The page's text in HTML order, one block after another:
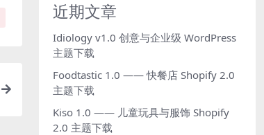
近期文章
Idiology v1.0 创意与企业级 WordPress
主题下载
Foodtastic 1.0 —— 快餐店 Shopify 2.0
主题下载
Kiso 1.0 —— 儿童玩具与服饰 Shopify
2.0 主题下载